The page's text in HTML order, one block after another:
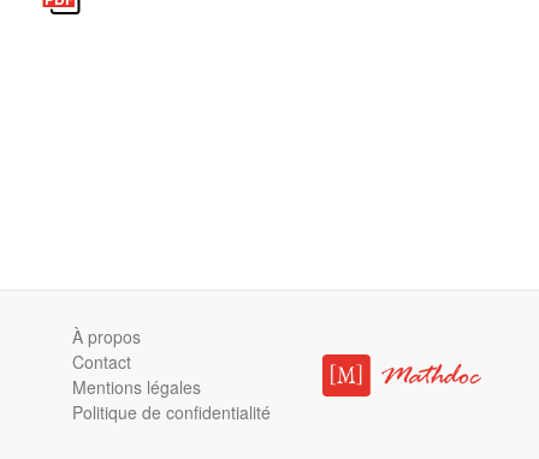
À propos
Contact
Mentions légales
Politique de confidentialité